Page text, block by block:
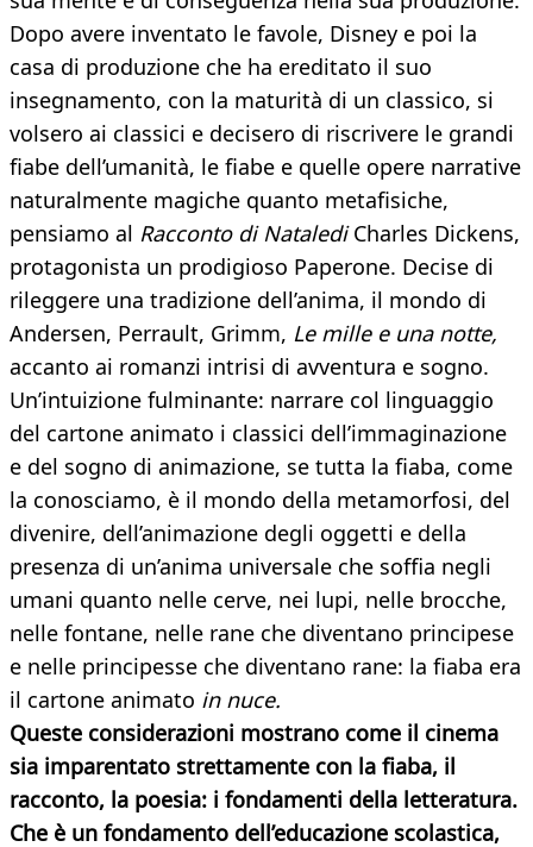
Dopo avere inventato le favole, Disney e poi la
casa di produzione che ha ereditato il suo
insegnamento, con la maturità di un classico, si
volsero ai classici e decisero di riscrivere le grandi
fiabe dell’umanità, le fiabe e quelle opere narrative
naturalmente magiche quanto metafisiche,
pensiamo al Racconto di NatalediCharles Dickens,
protagonista un prodigioso Paperone. Decise di
rileggere una tradizione dell’anima, il mondo di
Andersen, Perrault, Grimm, Le mille e una notte,
accanto ai romanzi intrisi di avventura e sogno.
Un’intuizione fulminante: narrare col linguaggio
del cartone animato i classici dell’immaginazione
e del sogno di animazione, se tutta la fiaba, come
la conosciamo, è il mondo della metamorfosi, del
divenire, dell’animazione degli oggetti e della
presenza di un’anima universale che soffia negli
umani quanto nelle cerve, nei lupi, nelle brocche,
nelle fontane, nelle rane che diventano principese
e nelle principesse che diventano rane: la fiaba era
il cartone animato in nuce.
Queste considerazioni mostrano come il cinema
sia imparentato strettamente con la fiaba, il
racconto, la poesia: i fondamenti della letteratura.
Che è un fondamento dell’educazione scolastica,